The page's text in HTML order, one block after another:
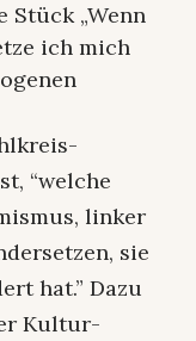
„Wenn
ich mich
“welche
linker
sie
hat.” Dazu
Kultur-